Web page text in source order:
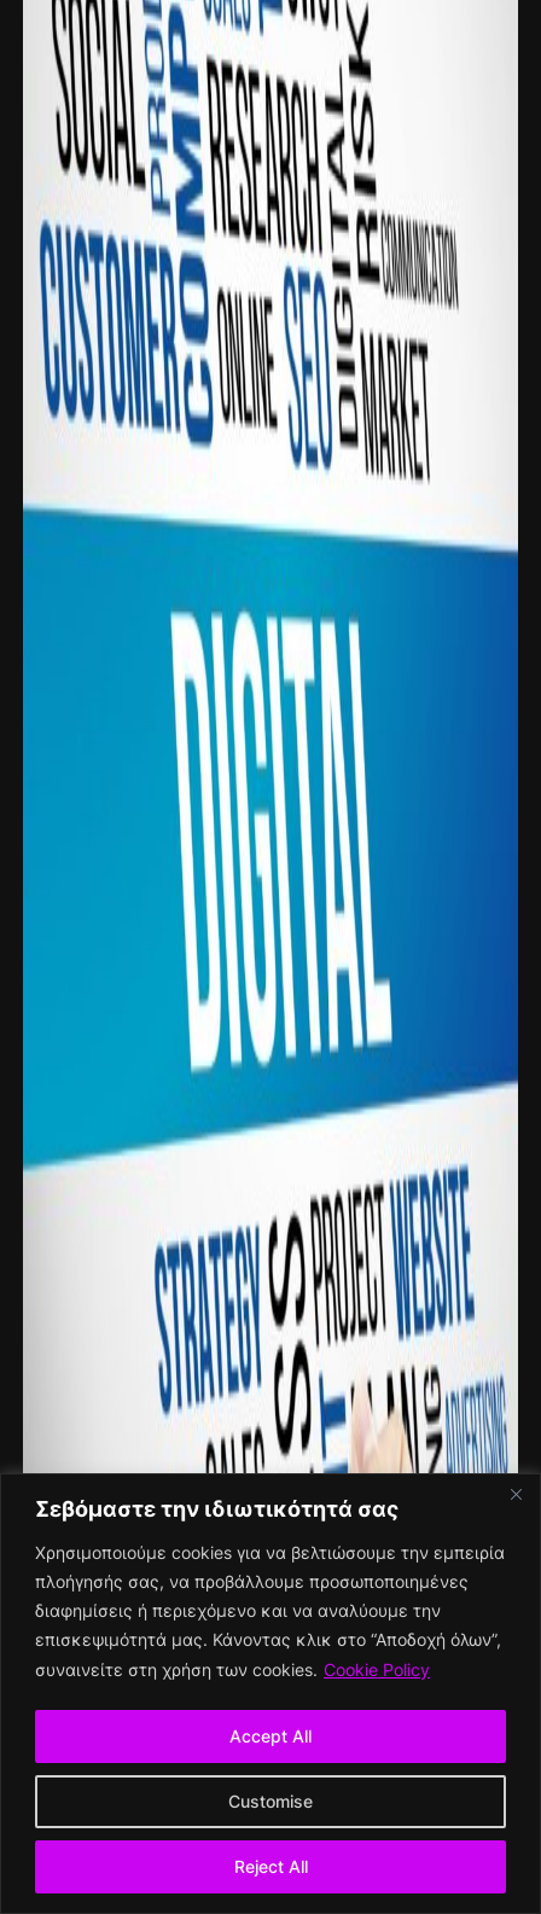
Σεβόμαστε την ιδιωτικότητά σας
Χρησιμοποιούμε cookies για να βελτιώσουμε την εμπειρία
πλοήγησής σας, να προβάλλουμε προσωποποιημένες
διαφημίσεις ή περιεχόμενο και να αναλύουμε την
επισκεψιμότητά μας. Κάνοντας κλικ στο “Αποδοχή όλων”,
συναινείτε στη χρήση των cookies. Cookie Policy
Customise
Reject All
Accept All
Η στροφή στο First-Party Data: Το
τέλος των εύκολων ads
Για χρόνια το digital marketing
βασιζόταν σε εύκολη στόχευση.